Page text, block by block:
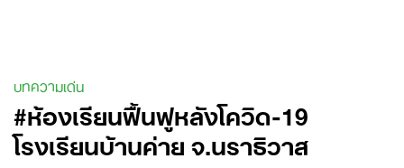
บทความเด่น
#ห้องเรียนฟื้นฟูหลังโควิด-19
โรงเรียนบ้านค่าย จ.นราธิวาส